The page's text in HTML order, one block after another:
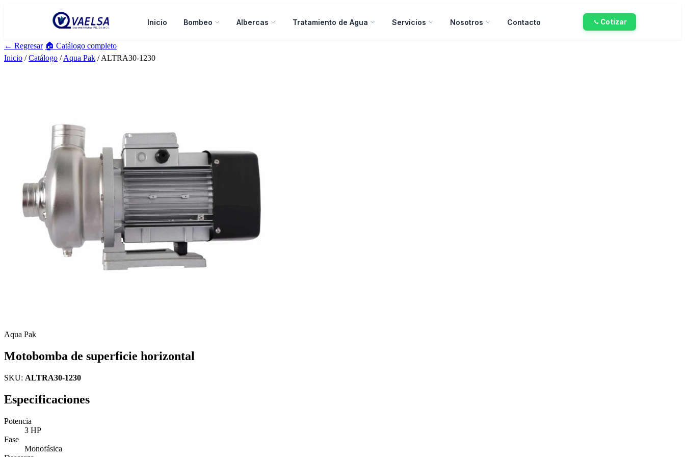
Inicio Bombeo Albercas Tratamiento de Agua Servicios Nosotros Contacto Cotizar
← Regresar 🏠 Catálogo completo
Inicio /Catálogo /Aqua Pak / ALTRA30-1230
Aqua Pak
Motobomba de superficie horizontal
SKU: ALTRA30-1230
Especificaciones
Potencia
3 HP
Fase
Monofásica